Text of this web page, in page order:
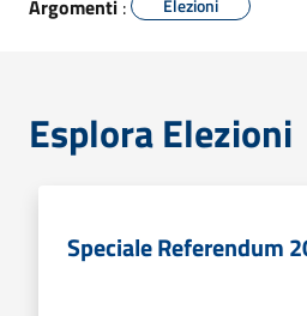
Argomenti :
Esplora Elezioni
Speciale Referendum